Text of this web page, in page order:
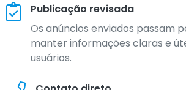
Publicação revisada
Os anúncios enviados passam
manter informações claras e
usuários.